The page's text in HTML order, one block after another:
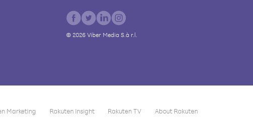
© 2026 Viber Media S.à r.l.
Marketing Rakuten Insight Rakuten TV About Rakuten